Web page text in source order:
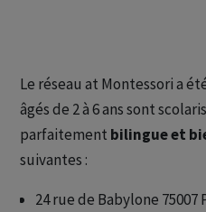
Le réseau at Montessori a
âgés de 2 à 6 ans sont
parfaitement bilingue et
suivantes :
24 rue de Babylone 75007